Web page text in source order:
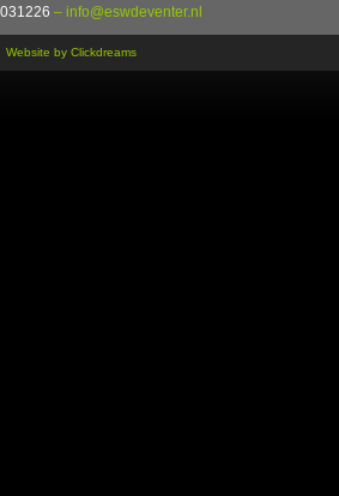
Website by Clickdreams
– info@eswdeventer.nl